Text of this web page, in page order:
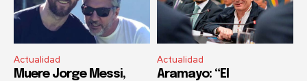
Actualidad
Muere Jorge Messi,
Actualidad
Aramayo: “El